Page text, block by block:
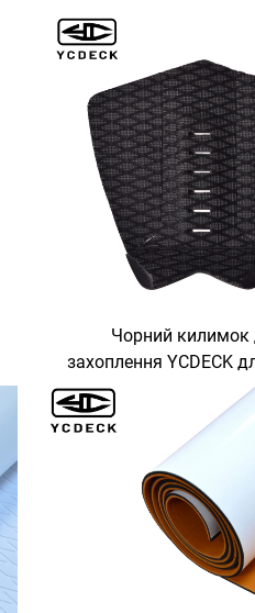
Чорний килимок
захоплення YCDECK
для серфінгу,
скімборд